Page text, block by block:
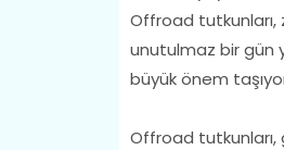
Offroad tutkunları,
unutulmaz bir gün
büyük önem
Offroad tutkunları,